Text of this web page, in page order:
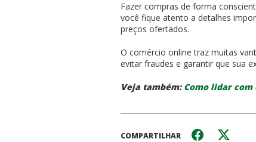
Fazer compras de forma
você fique atento a detalhes
preços ofertados.
O comércio online traz muitas
evitar fraudes e garantir que sua
Veja também: Como lidar com
COMPARTILHAR